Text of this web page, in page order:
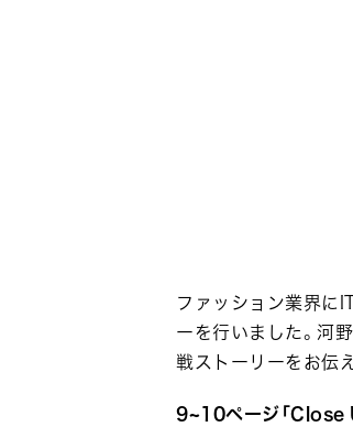
ファッション業界に
ーを行いました。河
戦ストーリーをお伝
9~10ページ「Close